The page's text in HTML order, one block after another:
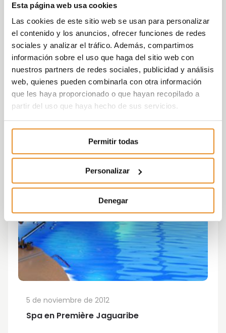
Esta página web usa cookies
Las cookies de este sitio web se usan para personalizar
el contenido y los anuncios, ofrecer funciones de redes
sociales y analizar el tráfico. Además, compartimos
información sobre el uso que haga del sitio web con
nuestros partners de redes sociales, publicidad y análisis
web, quienes pueden combinarla con otra información
que les haya proporcionado o que hayan recopilado a
partir del uso que haya hecho de sus servicios.
Permitir todas
Personalizar
Denegar
Spa en Première Jaguaribe
5 de noviembre de 2012